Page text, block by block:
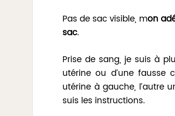
Pas de sac visible, mon
sac.
Prise de sang, je suis à
utérine ou d’une fausse
utérine à gauche, l’autre
suis les instructions.